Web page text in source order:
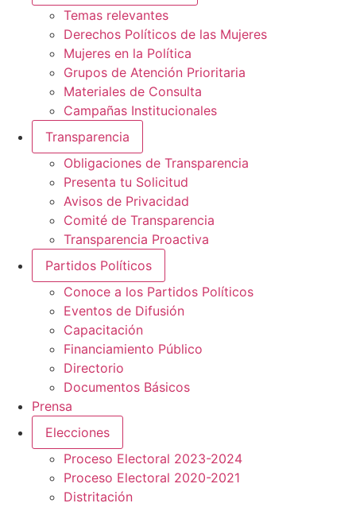
Temas relevantes
Derechos Políticos de las Mujeres
Mujeres en la Política
Grupos de Atención Prioritaria
Materiales de Consulta
Campañas Institucionales
Transparencia
Obligaciones de Transparencia
Presenta tu Solicitud
Avisos de Privacidad
Comité de Transparencia
Transparencia Proactiva
Partidos Políticos
Conoce a los Partidos Políticos
Eventos de Difusión
Capacitación
Financiamiento Público
Directorio
Documentos Básicos
Prensa
Elecciones
Proceso Electoral 2023-2024
Proceso Electoral 2020-2021
Distritación